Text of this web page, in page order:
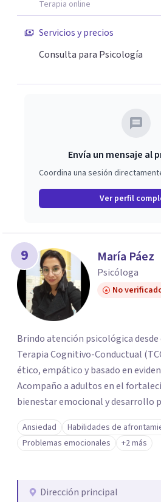
Terapia online
Servicios y precios
Consulta para Psicología
Envía un mensaje al
Coordina una sesión
Ver perfil
9 María Páez
Psicóloga
No
Brindo atención psicológica desde
Terapia Cognitivo-Conductual
ético, empático y basado en
Acompaño a adultos en el
bienestar emocional y desarrollo
Ansiedad
Habilidades de
Problemas emocionales
+2 más
Dirección principal